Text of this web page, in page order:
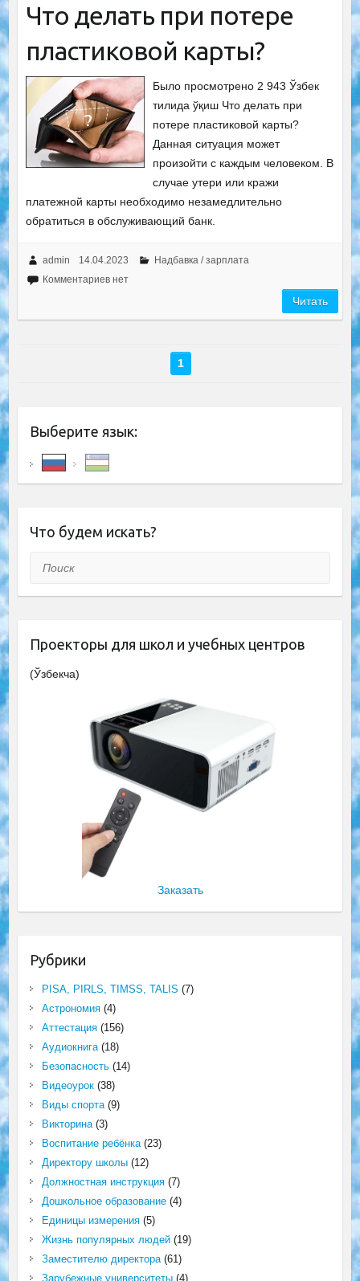
Что делать при потере
пластиковой карты?
Было просмотрено 2 943 Ўзбек
тилида ўқиш Что делать при
потере пластиковой карты?
Данная ситуация может
произойти с каждым человеком. В
случае утери или кражи
платежной карты необходимо незамедлительно
обратиться в обслуживающий банк.
admin 14.04.2023
Надбавка / зарплата
Комментариев нет
Читать
1
Выберите язык:
Что будем искать?
Поиск
Проекторы для школ и учебных центров
(Ўзбекча)
Заказать
Рубрики
PISA, PIRLS, TIMSS, TALIS (7)
Астрономия(4)
Аттестация(156)
Аудиокнига(18)
Безопасность(14)
Видеоурок(38)
Виды спорта(9)
Викторина(3)
Воспитание ребёнка(23)
Директору школы(12)
Должностная инструкция(7)
Дошкольное образование(4)
Единицы измерения(5)
Жизнь популярных людей(19)
Заместителю директора(61)
Зарубежные университеты(4)